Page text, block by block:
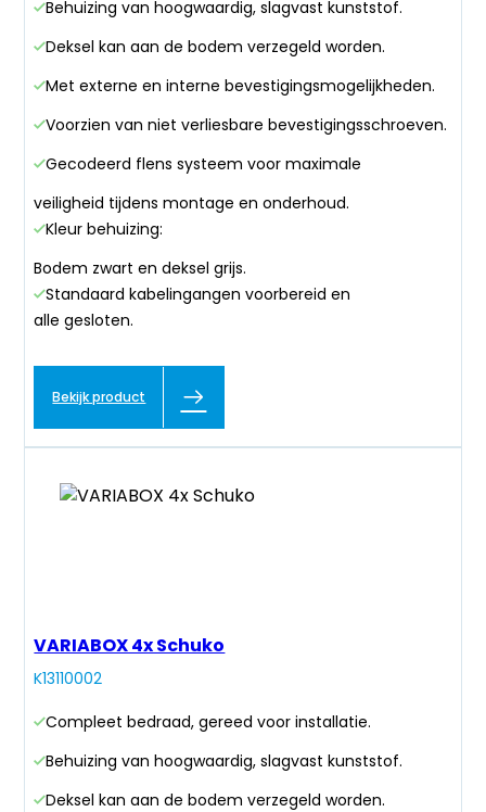
Behuizing van hoogwaardig, slagvast kunststof.
Deksel kan aan de bodem verzegeld worden.
Met externe en interne bevestigingsmogelijkheden.
Voorzien van niet verliesbare bevestigingsschroeven.
Gecodeerd flens systeem voor maximale
veiligheid tijdens montage en onderhoud.
Kleur behuizing:
Bodem zwart en deksel grijs.
Standaard kabelingangen voorbereid en
alle gesloten.
Bekijk product
VARIABOX 4x Schuko
K13110002
Compleet bedraad, gereed voor installatie.
Behuizing van hoogwaardig, slagvast kunststof.
Deksel kan aan de bodem verzegeld worden.